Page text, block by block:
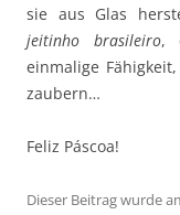
sie aus Glas
jeitinho brasileiro,
einmalige
zaubern…
Feliz Páscoa!
Dieser Beitrag wurde